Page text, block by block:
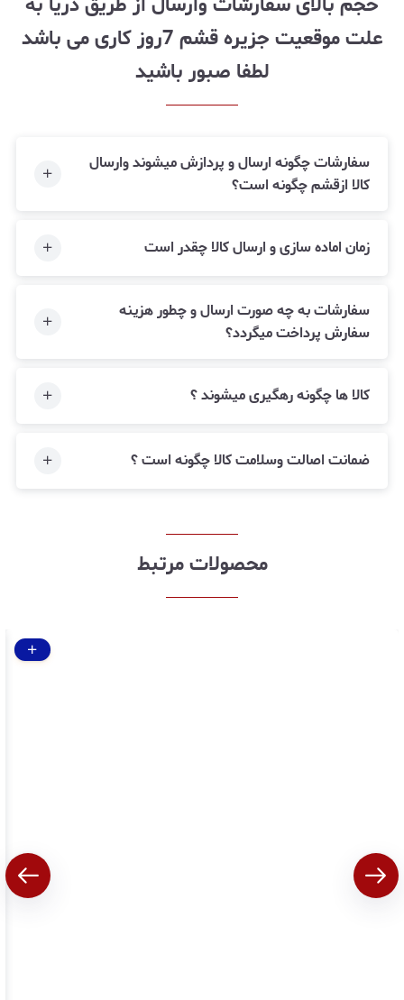
علت موقعیت جزیره قشم 7روز کاری می باشد
لطفا صبور باشید
سفارشات چگونه ارسال و پردازش میشوند وارسال
کالا ازقشم چگونه است؟
زمان اماده سازی و ارسال کالا چقدر است
سفارشات به چه صورت ارسال و چطور هزینه
سفارش پرداخت میگردد؟
کالا ها چگونه رهگیری میشوند ؟
ضمانت اصالت وسلامت کالا چگونه است ؟
محصولات مرتبط